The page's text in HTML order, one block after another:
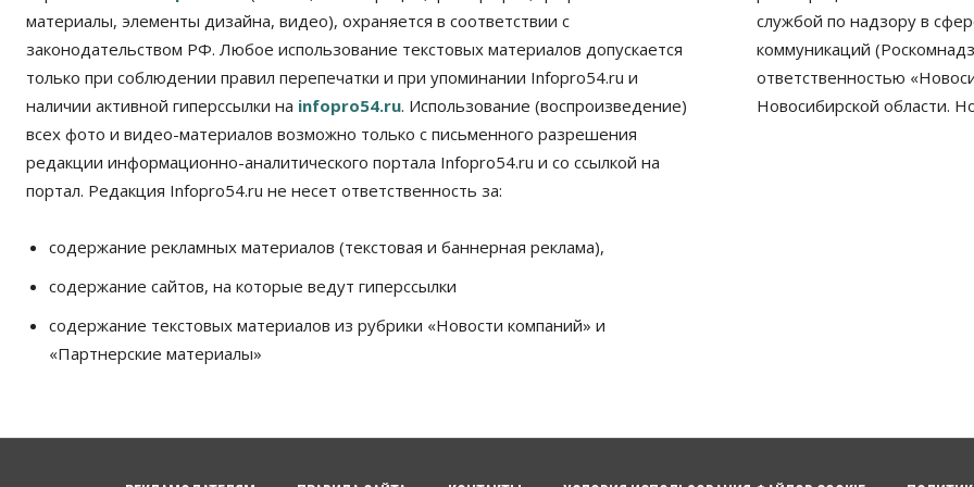
материалы, элементы дизайна, видео), охраняется в соответствии с
законодательством РФ. Любое использование текстовых материалов допускается
только при соблюдении правил перепечатки и при упоминании Infopro54.ru и
наличии активной гиперссылки на infopro54.ru. Использование (воспроизведение)
всех фото и видео-материалов возможно только с письменного разрешения
редакции информационно-аналитического портала Infopro54.ru и со ссылкой на
портал. Редакция Infopro54.ru не несет ответственность за:
содержание рекламных материалов (текстовая и баннерная реклама),
содержание сайтов, на которые ведут гиперссылки
содержание текстовых материалов из рубрики «Новости компаний» и
«Партнерские материалы»
службой по надзору в
коммуникаций
ответственностью
Новосибирской области.